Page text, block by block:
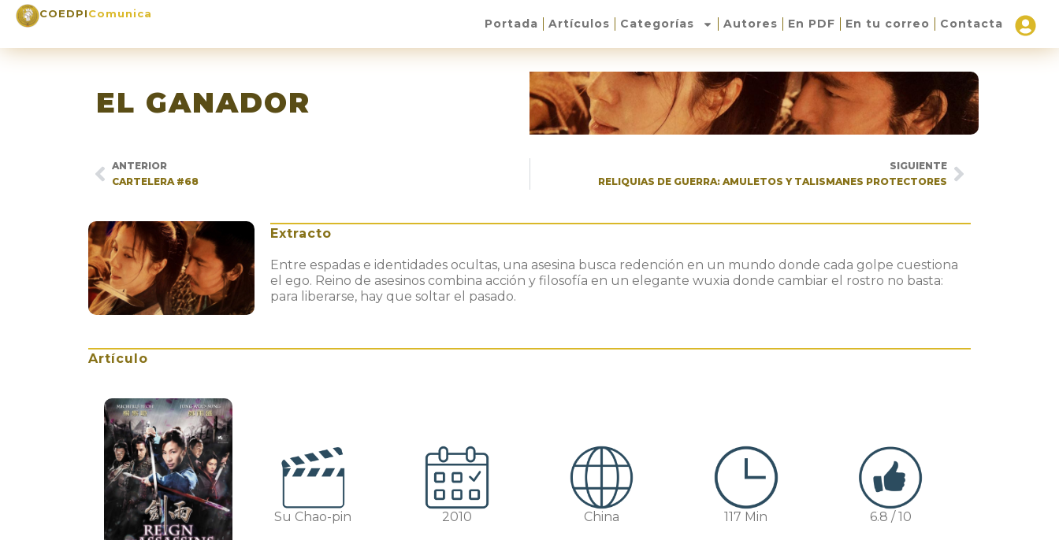
COEDPIComunica
Portada Artículos Categorías Autores En PDF En tu correo Contacta
EL GANADOR
ANTERIOR
CARTELERA #68
SIGUIENTE
RELIQUIAS DE GUERRA: AMULETOS Y TALISMANES PROTECTORES
Extracto
Entre espadas e identidades ocultas, una asesina busca redención en un mundo donde cada golpe cuestiona
el ego. Reino de asesinos combina acción y filosofía en un elegante wuxia donde cambiar el rostro no basta:
para liberarse, hay que soltar el pasado.
Artículo
Su Chao-pin 2010 China 117 Min 6.8 / 10